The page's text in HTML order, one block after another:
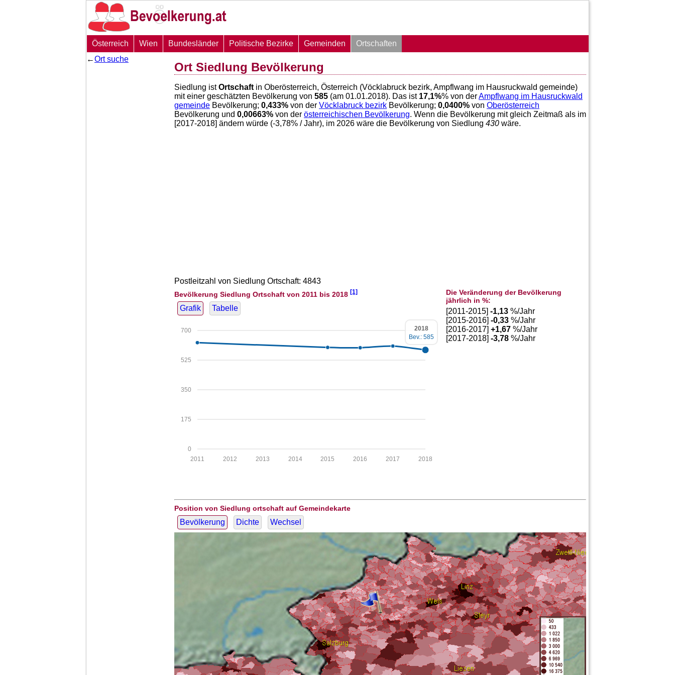
Österreich Wien Bundesländer Politische Bezirke Gemeinden
Ortschaften
←Ort suche
Ort Siedlung Bevölkerung
Siedlung istOrtschaft in Oberösterreich, Österreich (Vöcklabruck bezirk, Ampflwang im Hausruckwald gemeinde)
mit einer geschätzten Bevölkerung von 585 (am 01.01.2018). Das ist 17,1%% von derAmpflwang im Hausruckwald
gemeinde Bevölkerung; 0,433% von der Vöcklabruck bezirk Bevölkerung; 0,0400% von Oberösterreich
Bevölkerung und 0,00663% von der österreichischen Bevölkerung. Wenn die Bevölkerung mit gleich Zeitmaß als im
[2017-2018] ändern würde (-3,78% / Jahr), im 2026 wäre die Bevölkerung von Siedlung 430 wäre.
Postleitzahl von Siedlung Ortschaft: 4843
Bevölkerung Siedlung Ortschaft von 2011 bis 2018 [1]
Grafik Tabelle
0
175
350
525
700
2018
2017
2016
2015
2014
2013
2012
2011
2018
Bev.: 585
Die Veränderung der Bevölkerung
jährlich in %:
[2011-2015]-1,13 %/Jahr
[2015-2016]-0,33 %/Jahr
[2016-2017]+1,67 %/Jahr
[2017-2018]-3,78 %/Jahr
Position von Siedlung ortschaft auf Gemeindekarte
Bevölkerung Dichte Wechsel